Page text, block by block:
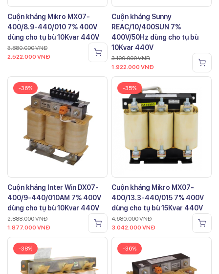
Cuộn kháng Mikro MX07-
400/8.9-440/010 7% 400V
dùng cho tụ bù 10Kvar 440V
3.880.000VNĐ
2.522.000 VNĐ
Cuộn kháng Sunny
REAC/10/400SUN 7%
400V/50Hz dùng cho tụ bù
10Kvar 440V
3.100.000VNĐ
1.922.000 VNĐ
-36%
Cuộn kháng Inter Win DX07-
400/9-440/010AM 7% 400V
dùng cho tụ bù 10Kvar 440V
2.888.000VNĐ
1.877.000 VNĐ
-35%
Cuộn kháng Mikro MX07-
400/13.3-440/015 7% 400V
dùng cho tụ bù 15Kvar 440V
4.680.000VNĐ
3.042.000 VNĐ
-38% -36%